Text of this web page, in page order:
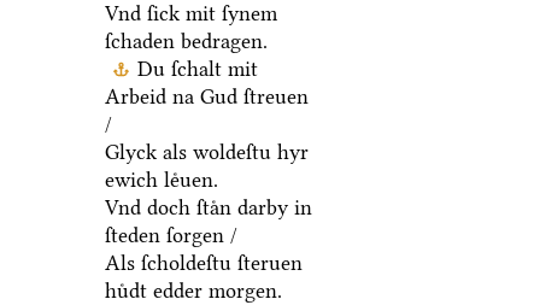
Vnd ſick mit ſynem
ſchaden bedragen.
Du ſchalt mit
Arbeid na Gud ſtreuen
/
Glyck als woldeſtu hyr
ewich leͤuen.
Vnd doch ſtaͤn darby in
ſteden ſorgen /
Als ſcholdeſtu ſteruen
huͤdt edder morgen.